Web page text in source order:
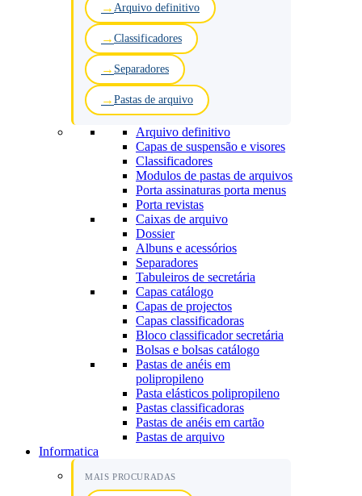
Arquivo definitivo
Classificadores
Separadores
Pastas de arquivo
Arquivo definitivo
Capas de suspensão e visores
Classificadores
Modulos de pastas de arquivos
Porta assinaturas porta menus
Porta revistas
Caixas de arquivo
Dossier
Albuns e acessórios
Separadores
Tabuleiros de secretária
Capas catálogo
Capas de projectos
Capas classificadoras
Bloco classificador secretária
Bolsas e bolsas catálogo
Pastas de anéis em
polipropileno
Pasta elásticos polipropileno
Pastas classificadoras
Pastas de anéis em cartão
Pastas de arquivo
Informatica
MAIS PROCURADAS